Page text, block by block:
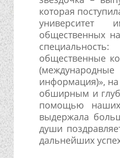
которая
общественных
общественные
информация)»,
обширным и
помощью наших
выдержала
души
дальнейших